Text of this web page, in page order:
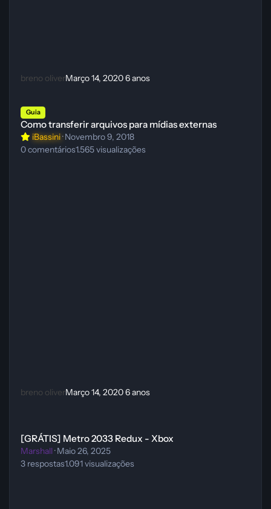
breno oliverMarço 14, 20206 anos
Guia
Como transferir arquivos para mídias externas
iBassini·Novembro 9, 2018
0comentários1.565visualizações
breno oliverMarço 14, 20206 anos
[GRÁTIS] Metro 2033 Redux - Xbox
Marshall·Maio 26, 2025
3 respostas1.091visualizações